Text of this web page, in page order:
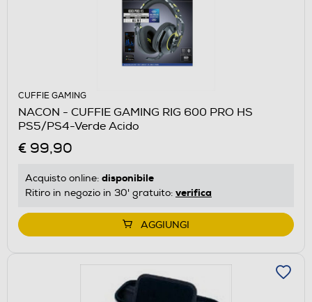
CUFFIE GAMING
NACON - CUFFIE GAMING RIG 600 PRO HS
PS5/PS4-Verde Acido
€ 99,90
Acquisto online: disponibile
Ritiro in negozio in 30' gratuito: verifica
AGGIUNGI